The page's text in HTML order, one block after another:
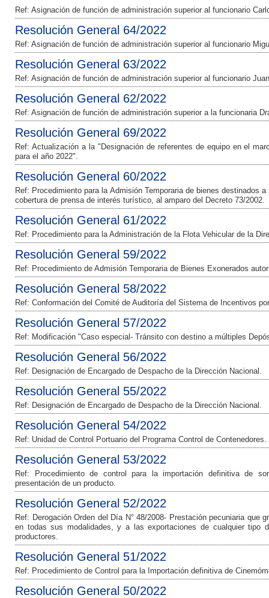
Ref: Asignación de función de administración superior al funcionario
Resolución General 64/2022
Ref: Asignación de función de administración superior al funcionario
Resolución General 63/2022
Ref: Asignación de función de administración superior al funcionario
Resolución General 62/2022
Ref: Asignación de función de administración superior a la funcionaria
Resolución General 69/2022
Ref: Actualización a la "Designación de referentes de equipo en el
para el año 2022".
Resolución General 60/2022
Ref: Procedimiento para la Admisión Temporaria de bienes destinados
cobertura de prensa de interés turístico, al amparo del Decreto 73/2002.
Resolución General 61/2022
Ref: Procedimiento para la Administración de la Flota Vehicular de la
Resolución General 59/2022
Ref: Procedimiento de Admisión Temporaria de Bienes Exonerados
Resolución General 58/2022
Ref: Conformación del Comité de Auditoría del Sistema de Incentivos
Resolución General 57/2022
Ref: Modificación "Caso especial- Tránsito con destino a múltiples
Resolución General 56/2022
Ref: Designación de Encargado de Despacho de la Dirección Nacional.
Resolución General 55/2022
Ref: Designación de Encargado de Despacho de la Dirección Nacional.
Resolución General 54/2022
Ref: Unidad de Control Portuario del Programa Control de Contenedores.
Resolución General 53/2022
Ref: Procedimiento de control para la importación definitiva de
presentación de un producto.
Resolución General 52/2022
Ref: Derogación Orden del Día N° 48/2008- Prestación pecuniaria que
en todas sus modalidades, y a las exportaciones de cualquier tipo
productores.
Resolución General 51/2022
Ref: Procedimiento de Control para la Importación definitiva de
Resolución General 50/2022